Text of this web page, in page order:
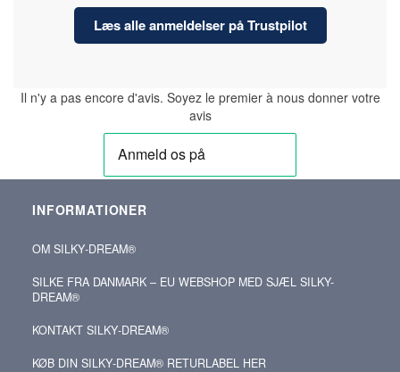
Læs alle anmeldelser på Trustpilot
Il n'y a pas encore d'avis. Soyez le premier à nous donner votre
avis
INFORMATIONER
OM SILKY‑DREAM®
SILKE FRA DANMARK – EU WEBSHOP MED SJÆL SILKY-
DREAM®
KONTAKT SILKY‑DREAM®
KØB DIN SILKY‑DREAM® RETURLABEL HER